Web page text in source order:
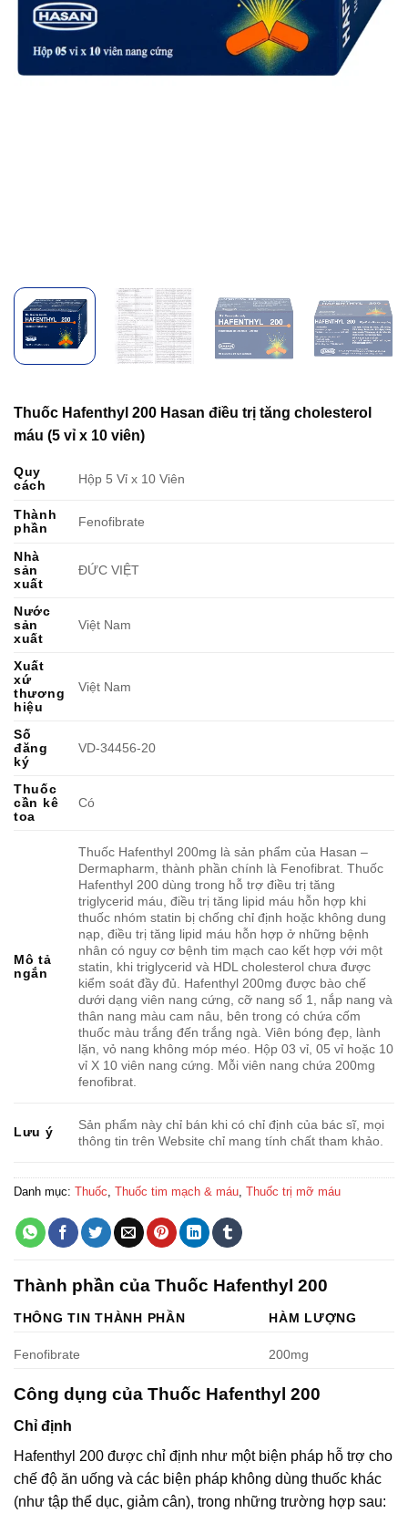
Thuốc Hafenthyl 200 Hasan điều trị tăng cholesterol
máu (5 vỉ x 10 viên)
Quy
cách
Hộp 5 Vỉ x 10 Viên
Thành
phần
Fenofibrate
Nhà
sản
xuất
ĐỨC VIỆT
Nước
sản
xuất
Việt Nam
Xuất
xứ
thương
hiệu
Việt Nam
Số
đăng
ký
VD-34456-20
Thuốc
cần kê
toa
Có
Mô tả
ngắn
Thuốc Hafenthyl 200mg là sản phẩm của Hasan –
Dermapharm, thành phần chính là Fenofibrat. Thuốc
Hafenthyl 200 dùng trong hỗ trợ điều trị tăng
triglycerid máu, điều trị tăng lipid máu hỗn hợp khi
thuốc nhóm statin bị chống chỉ định hoặc không dung
nạp, điều trị tăng lipid máu hỗn hợp ở những bệnh
nhân có nguy cơ bệnh tim mạch cao kết hợp với một
statin, khi triglycerid và HDL cholesterol chưa được
kiểm soát đầy đủ. Hafenthyl 200mg được bào chế
dưới dạng viên nang cứng, cỡ nang số 1, nắp nang và
thân nang màu cam nâu, bên trong có chứa cốm
thuốc màu trắng đến trắng ngà. Viên bóng đẹp, lành
lặn, vỏ nang không móp méo. Hộp 03 vỉ, 05 vỉ hoặc 10
vỉ X 10 viên nang cứng. Mỗi viên nang chứa 200mg
fenofibrat.
Lưu ý
Sản phẩm này chỉ bán khi có chỉ định của bác sĩ, mọi
thông tin trên Website chỉ mang tính chất tham khảo.
Danh mục: Thuốc Thuốc tim mạch & máu Thuốc trị mỡ máu
Thành phần của Thuốc Hafenthyl 200
THÔNG TIN THÀNH PHẦN HÀM LƯỢNG
Fenofibrate 200mg
Công dụng của Thuốc Hafenthyl 200
Chỉ định
Hafenthyl 200 được chỉ định như một biện pháp hỗ trợ cho
chế độ ăn uống và các biện pháp không dùng thuốc khác
(như tập thể dục, giảm cân), trong những trường hợp sau: